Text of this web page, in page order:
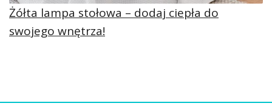
Żółta lampa stołowa – dodaj ciepła do
swojego wnętrza!